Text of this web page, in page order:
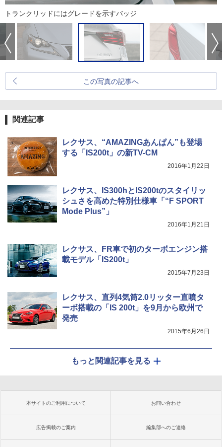
トランクリッドにはグレードを示すバッジ
この写真の記事へ
関連記事
レクサス、“AMAZINGあんぱん”も登場
する「IS200t」の新TV-CM
2016年1月22日
レクサス、IS300hとIS200tのスタイリッ
シュさを高めた特別仕様車「“F SPORT
Mode Plus”」
2016年1月21日
レクサス、FR車で初のターボエンジン搭
載モデル「IS200t」
2015年7月23日
レクサス、直列4気筒2.0リッター直噴タ
ーボ搭載の「IS 200t」を9月から欧州で
発売
2015年6月26日
もっと関連記事を見る
本サイトのご利用について お問い合わせ
広告掲載のご案内 編集部へのご連絡